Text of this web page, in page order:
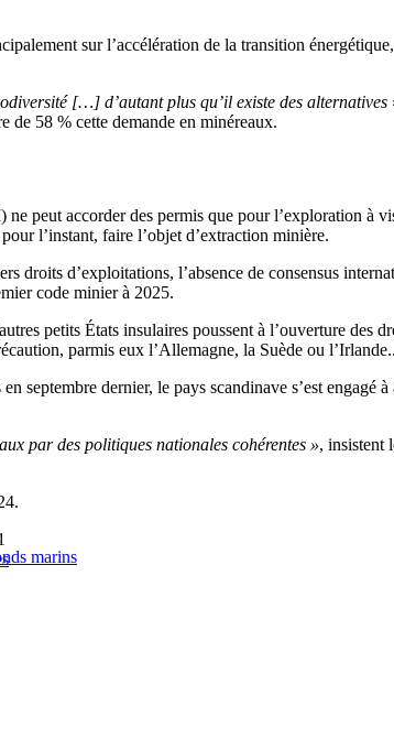
sur l’accélération de la transition
[…] d’autant plus qu’il existe des alternatives
de 58 % cette demande en minéreaux.
peut accorder des permis que pour l’exploration à
l’instant, faire l’objet d’extraction minière.
droits d’exploitations, l’absence de consensus
code minier à 2025.
petits États insulaires poussent à l’ouverture des
parmis eux l’Allemagne, la Suède ou l’Irlande..
septembre dernier, le pays scandinave s’est
par des politiques nationales cohérentes », insistent
marins